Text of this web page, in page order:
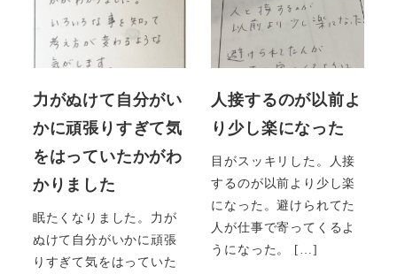
力がぬけて自分がい
かに頑張りすぎて気
をはっていたかがわ
かりました
眠たくなりました。力が
ぬけて自分がいかに頑張
りすぎて気をはっていた
人接するのが以前よ
り少し楽になった
目がスッキリした。人接
するのが以前より少し楽
になった。避けられてた
人が仕事で寄ってくるよ
うになった。 […]